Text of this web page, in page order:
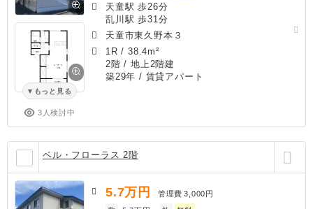
もっと見る
3人検討中
天童駅 歩26分
乱川駅 歩31分
天童市東久野本３
1R /38.4m²
2階 / 地上2階建
築29年 / 賃貸アパート
ベル・フローラス 2階
5.7万円 管理費 3,000円